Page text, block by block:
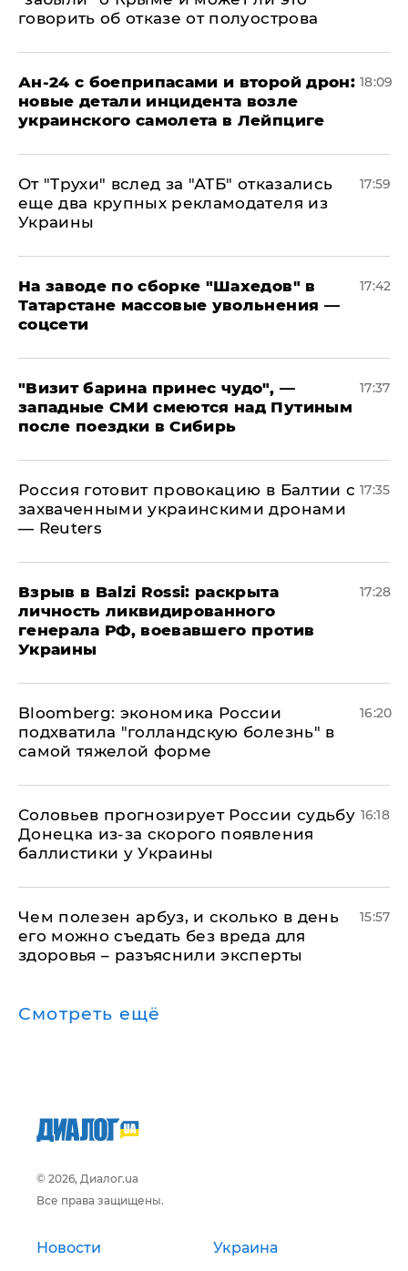
говорить об отказе от полуострова
Ан-24 с боеприпасами и второй дрон:
новые детали инцидента возле
украинского самолета в Лейпциге
18:09
От "Трухи" вслед за "АТБ" отказались
еще два крупных рекламодателя из
Украины
17:59
На заводе по сборке "Шахедов" в
Татарстане массовые увольнения —
соцсети
17:42
"Визит барина принес чудо", —
западные СМИ смеются над Путиным
после поездки в Сибирь
17:37
​Россия готовит провокацию в Балтии с
захваченными украинскими дронами
— Reuters
17:35
​Взрыв в Balzi Rossi: раскрыта
личность ликвидированного
генерала РФ, воевавшего против
Украины
17:28
Bloomberg: экономика России
подхватила "голландскую болезнь" в
самой тяжелой форме
16:20
Соловьев прогнозирует России судьбу
Донецка из-за скорого появления
баллистики у Украины
16:18
Чем полезен арбуз, и сколько в день
его можно съедать без вреда для
здоровья – разъяснили эксперты
15:57
Смотреть ещё
© 2026, Диалог.ua
Все права защищены.
Новости Украина